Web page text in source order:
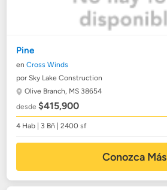
Pine
enCross Winds
por Sky Lake Construction
Olive Branch, MS 38654
desde$415,900
4 Hab | 3 Bñ | 2400 sf
Conozca Más